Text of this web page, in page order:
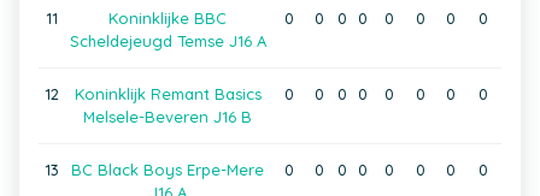
11
Koninklijke BBC
Scheldejeugd Temse J16 A
0 0 0 0 0 0 0 0
12
Koninklijk Remant Basics
Melsele-Beveren J16 B
0 0 0 0 0 0 0 0
13
BC Black Boys Erpe-Mere
0 0 0 0 0 0 0 0